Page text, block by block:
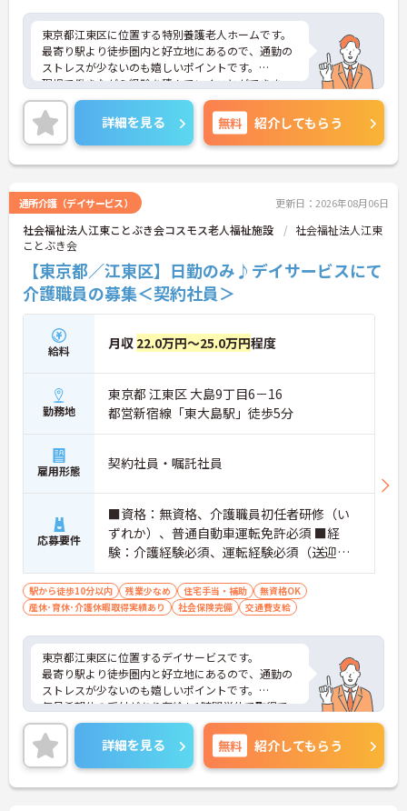
東京都江東区に位置する特別養護老人ホームです。
最寄り駅より徒歩圏内と好立地にあるので、通勤の
ストレスが少ないのも嬉しいポイントです。
現場で働きながら経験を積んでいくことができま
す。
ご興味をお持ちの方はお気軽にお問い合わせくださ
い。
詳細を見る 無料 紹介してもらう
通所介護（デイサービス） 更新日：2026年08月06日
社会福祉法人江東ことぶき会コスモス老人福祉施設
社会福祉法人江東
ことぶき会
【東京都／江東区】日勤のみ♪デイサービスにて
介護職員の募集＜契約社員＞
給料 月収 22.0万円～25.0万円程度
勤務地
東京都 江東区 大島9丁目6－16
都営新宿線「東大島駅」徒歩5分
雇用形態 契約社員・嘱託社員
応募要件
■資格：無資格、介護職員初任者研修（い
ずれか）、普通自動車運転免許必須 ■経
験：介護経験必須、運転経験必須（送迎あ
り ワゴン車・ワンボックス等）
駅から徒歩10分以内 残業少なめ 住宅手当・補助
無資格OK
産休･育休･介護休暇取得実績あり
社会保険完備 交通費支給
東京都江東区に位置するデイサービスです。
最寄り駅より徒歩圏内と好立地にあるので、通勤の
ストレスが少ないのも嬉しいポイントです。
毎月希望休の受付があり有給も1時間単位で取得で
きるので、プライベートの予定も立てやすい環境で
す。
ご興味をお持ちの方はお気軽にお問い合わせくださ
い。
詳細を見る 無料 紹介してもらう